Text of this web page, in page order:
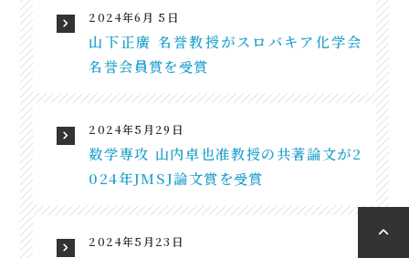
2024年6月 5日
山下正廣 名誉教授がスロバキア化学会
名誉会員賞を受賞
2024年5月29日
数学専攻 山内卓也准教授の共著論文が2
024年JMSJ論文賞を受賞
2024年5月23日